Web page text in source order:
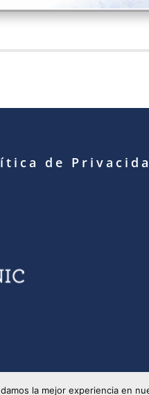
de
© Copyright 2025 Setronic
la mejor experiencia en